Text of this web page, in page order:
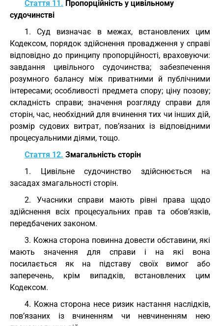
Стаття 11. Пропорційність у цивільному
судочинстві
1. Суд визначає в межах, встановлених цим
Кодексом, порядок здійснення провадження у справі
відповідно до принципу пропорційності, враховуючи:
завдання цивільного судочинства; забезпечення
розумного балансу між приватними й публічними
інтересами; особливості предмета спору; ціну позову;
складність справи; значення розгляду справи для
сторін, час, необхідний для вчинення тих чи інших дій,
розмір судових витрат, пов’язаних із відповідними
процесуальними діями, тощо.
Стаття 12. Змагальність сторін
1. Цивільне судочинство здійснюється на
засадах змагальності сторін.
2. Учасники справи мають рівні права щодо
здійснення всіх процесуальних прав та обов’язків,
передбачених законом.
3. Кожна сторона повинна довести обставини, які
мають значення для справи і на які вона
посилається як на підставу своїх вимог або
заперечень, крім випадків, встановлених цим
Кодексом.
4. Кожна сторона несе ризик настання наслідків,
пов’язаних із вчиненням чи невчиненням нею